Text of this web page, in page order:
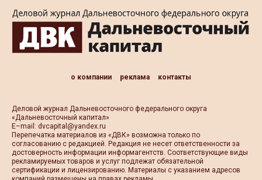
о компании реклама контакты
Деловой журнал Дальневосточного федерального округа
«Дальневосточный капитал»
Е–mail: dvcapital@yandex.ru
Перепечатка материалов из «ДВК» возможна только по
согласованию с редакцией. Редакция не несет ответственности за
достоверность информации информагентств. Соответствующие виды
рекламируемых товаров и услуг подлежат обязательной
сертификации и лицензированию. Материалы с указанием адресов